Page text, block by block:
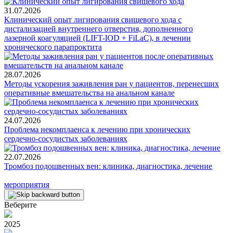
31.07.2026
Клинический опыт лигирования свищевого хода с
дистализацией внутреннего отверстия, дополненного
лазерной коагуляцией (LIFT-IOD + FiLaC), в лечении
хронического парапроктита
28.07.2026
Методы ускорения заживления ран у пациентов, перенесших
оперативные вмешательства на анальном канале
24.07.2026
Проблема некомплаенса к лечению при хронических
сердечно-сосудистых заболеваниях
22.07.2026
Тромбоз подошвенных вен: клиника, диагностика, лечение
мероприятия
Веберите
2025